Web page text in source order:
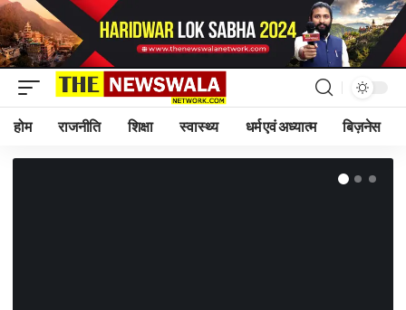
होम राजनीति शिक्षा स्वास्थ्य धर्म एवं अध्यात्म बिज़नेस